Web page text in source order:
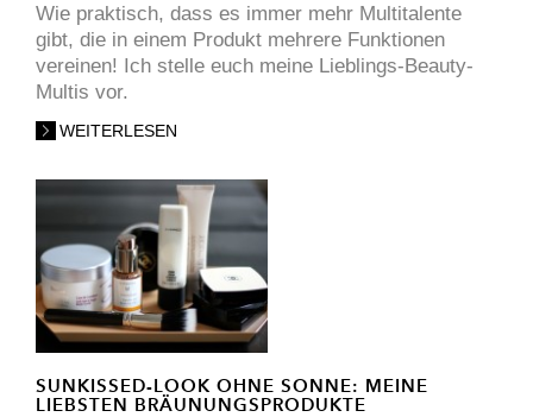
Wie praktisch, dass es immer mehr Multitalente
gibt, die in einem Produkt mehrere Funktionen
vereinen! Ich stelle euch meine Lieblings-Beauty-
Multis vor.
WEITERLESEN
SUNKISSED-LOOK OHNE SONNE: MEINE
LIEBSTEN BRÄUNUNGSPRODUKTE